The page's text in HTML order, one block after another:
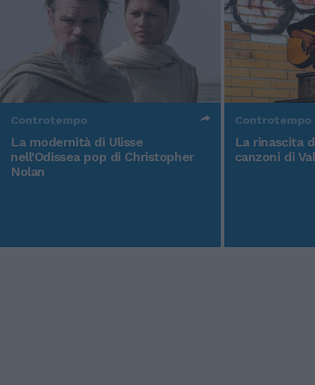
Controtempo
La modernità di Ulisse
nell'Odissea pop di Christopher
Nolan
Controtempo
La rinascita
canzoni di